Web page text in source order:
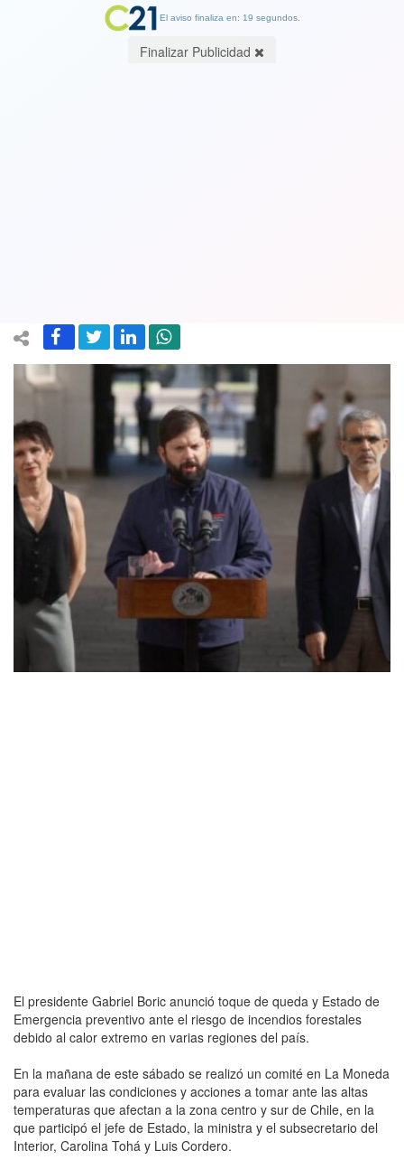
El presidente Gabriel Boric anunció toque de queda y Estado de
Emergencia preventivo ante el riesgo de incendios forestales
debido al calor extremo en varias regiones del país.
En la mañana de este sábado se realizó un comité en La Moneda
para evaluar las condiciones y acciones a tomar ante las altas
temperaturas que afectan a la zona centro y sur de Chile, en la
que participó el jefe de Estado, la ministra y el subsecretario del
Interior, Carolina Tohá y Luis Cordero.
El aviso finaliza en: 19 segundos.
Finalizar Publicidad